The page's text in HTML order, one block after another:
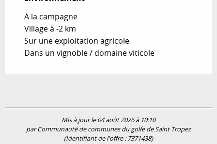
A la campagne
Village à -2 km
Sur une exploitation agricole
Dans un vignoble / domaine viticole
Mis à jour le 04 août 2026 à 10:10
par Communauté de communes du golfe de Saint Tropez
(Identifiant de l'offre : 7371438)